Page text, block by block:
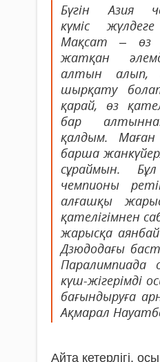
Бүгін Азия
күміс
Мақсат – өз
жатқан
алтын алып,
шырқату
қарай, өз
бар
қалдым.
барша
сұраймын.
чемпионы
алғашқы
қателігімнен
жарысқа
Дзюдодағы
Паралимпиада
күш-жігерімді
бағындыруға
Ақмарал
Айта кетерлігі,